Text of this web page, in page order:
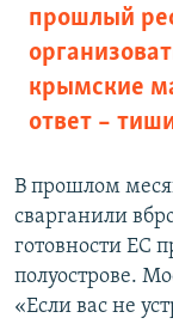
прошлый
крымские
ответ –
В прошлом
сварганили
готовности ЕС
полуострове.
«Если вас не